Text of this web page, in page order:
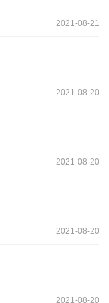
2021-08-21
2021-08-20
2021-08-20
2021-08-20
2021-08-20